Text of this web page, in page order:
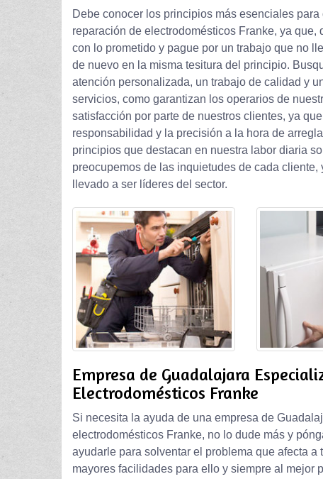
Debe conocer los principios más esenciales
reparación de electrodomésticos Franke, ya
con lo prometido y pague por un trabajo que no
de nuevo en la misma tesitura del principio.
atención personalizada, un trabajo de calidad y
servicios, como garantizan los operarios de
satisfacción por parte de nuestros clientes, ya
responsabilidad y la precisión a la hora de
principios que destacan en nuestra labor diaria
preocupemos de las inquietudes de cada
llevado a ser líderes del sector.
Empresa de Guadalajara
Electrodomésticos Franke
Si necesita la ayuda de una empresa de
electrodomésticos Franke, no lo dude más y
ayudarle para solventar el problema que afecta
mayores facilidades para ello y siempre al mejor